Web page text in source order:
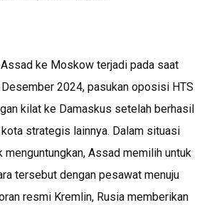
ke Moskow terjadi pada saat
2024, pasukan oposisi HTS
kilat ke Damaskus setelah berhasil
strategis lainnya. Dalam situasi
menguntungkan, Assad memilih untuk
tersebut dengan pesawat menuju
resmi Kremlin, Rusia memberikan